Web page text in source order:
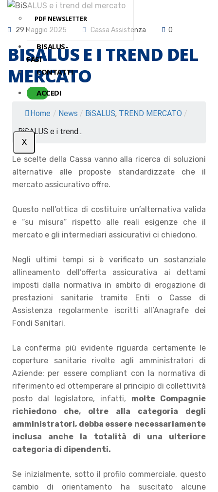
PDF NEWSLETTER
BISALUS-
FASI
CONTATTI
ACCEDI
X
29 Maggio 2025 Cassa Assistenza 0
BISALUS E I TREND DEL
MERCATO
Home / News / BiSALUS, TREND MERCATO /
BiSALUS e i trend...
Le scelte della Cassa vanno alla ricerca di soluzioni
alternative alle proposte standardizzate che il
mercato assicurativo offre.
Questo nell’ottica di costituire un’alternativa valida
e “su misura” rispetto alle reali esigenze che il
mercato e gli intermediari assicurativi ci chiedono.
Negli ultimi tempi si è verificato un sostanziale
allineamento dell’offerta assicurativa ai dettami
imposti dalla normativa in ambito di erogazione di
prestazioni sanitarie tramite Enti o Casse di
Assistenza regolarmente iscritti all’Anagrafe dei
Fondi Sanitari.
La conferma più evidente riguarda certamente le
coperture sanitarie rivolte agli amministratori di
Aziende: per essere compliant con la normativa di
riferimento ed ottemperare al principio di collettività
posto dal legislatore, infatti, molte Compagnie
richiedono che, oltre alla categoria degli
amministratori, debba essere necessariamente
inclusa anche la totalità di una ulteriore
categoria di dipendenti.
Se inizialmente, sotto il profilo commerciale, questo
cambio di orientamento ha suscitato alcune